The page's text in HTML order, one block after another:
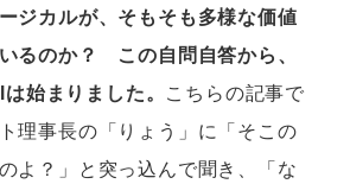
ジカルが、そもそも多様な価値
るのか？ この自問自答から、
始まりました。 こちらの記事で
理事長の「りょう」に「そこの
よ？」と突っ込んで聞き、「な